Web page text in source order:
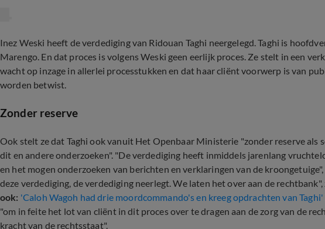
Inez Weski heeft de verdediging van Ridouan Taghi neergelegd. Taghi is
Marengo. En dat proces is volgens Weski geen eerlijk proces. Ze stelt in een
wacht op inzage in allerlei processtukken en dat haar cliënt voorwerp is van
worden betwist.
Zonder reserve
Ook stelt ze dat Taghi ook vanuit Het Openbaar Ministerie "zonder reserve als
dit en andere onderzoeken". "De verdediging heeft inmiddels jarenlang
en het mogen onderzoeken van berichten en verklaringen van de
deze verdediging, de verdediging neerlegt. We laten het over aan de
ook: 'Caloh Wagoh had drie moordcommando's en kreeg opdrachten van Taghi'
"om in feite het lot van cliënt in dit proces over te dragen aan de zorg van de
kracht van de rechtsstaat".